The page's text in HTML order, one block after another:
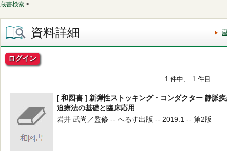
蔵書検索 >
資料詳細
ログイン
1 件中、 1 件目
[ 和図書 ] 新弾性ストッキング・コンダクター 静脈
迫療法の基礎と臨床応用
岩井 武尚／監修 -- へるす出版 -- 2019.1 -- 第2版